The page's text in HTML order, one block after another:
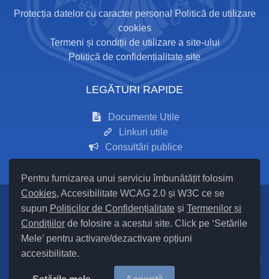
Pentru furnizarea unui serviciu îmbunătățit folosim
Cookies, Accesibilitate WCAG 2.0 și W3C ce se
supun Politicilor de Confidențialitate și Termenilor și
Condițiilor de folosire a acestui site. Click pe ‘Setările
Mele’ pentru activare/dezactivare opțiuni
accesibilitate.
Protecția datelor cu caracter personal
Politică de utilizare
cookies
Termeni și condiții de utilizare a site-ului
Politică de confidențialitate site
LEGĂTURI RAPIDE
Documente Utile
Linkuri utile
Consultări publice
Setări Cookies și Accesibilitate
Cod Județ 24 / Județul Iași / Tipul UAT – 14 – C – Comună / Codul
SIRUTA al Unității Administrativ Teritoriale COMUNA Mironeasa